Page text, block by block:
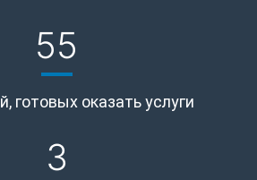
55
готовых оказать услуги
3